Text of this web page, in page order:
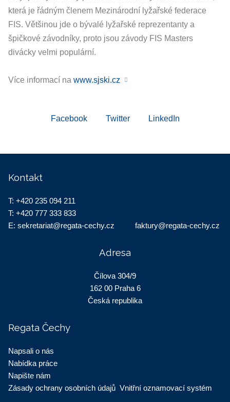
která je řádným členem Mezinárodní lyžařské federace
FIS. Většinou jde o bývalé lyžařské reprezentanty a
špičkové závodníky, proto jsou závody FIS Masters
divácky velmi populární.
Více informací na www.sjski.cz
Facebook Twitter LinkedIn
Kontakt
T: +420 235 094 211
T: +420 777 333 833
E: sekretariat@regata-cechy.cz faktury@regata-cechy.cz
Adresa
Čílova 304/9
162 00 Praha 6
Česká republika
Regata Čechy
Napsali o nás
Nabídka práce
Napište nám
Zásady ochrany osobních údajů Vnitřní oznamovací systém